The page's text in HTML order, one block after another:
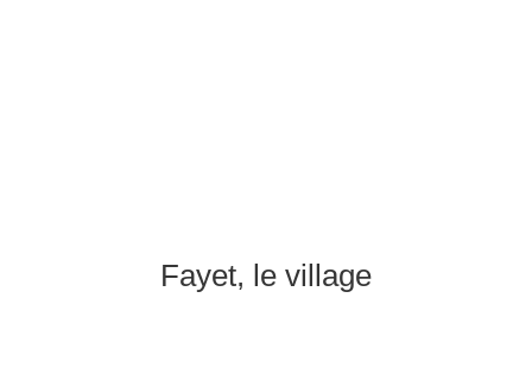
Fayet, le village